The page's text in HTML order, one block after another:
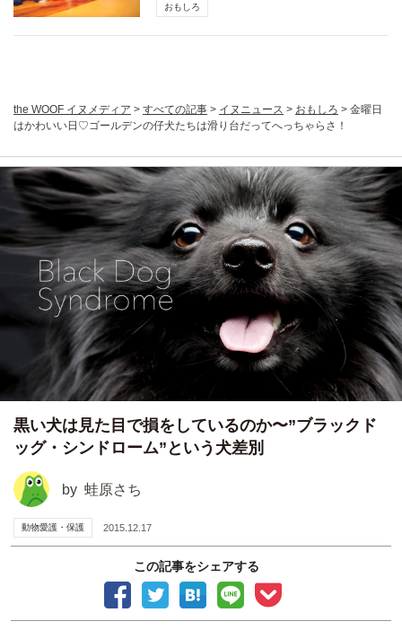
おもしろ
the WOOF イヌメディア > すべての記事 > イヌニュース > おもしろ > 金曜日
はかわいい日♡ゴールデンの仔犬たちは滑り台だってへっちゃらさ！
黒い犬は見た目で損をしているのか〜”ブラックド
ッグ・シンドローム”という犬差別
by 蛙原さち
動物愛護・保護 2015.12.17
この記事をシェアする